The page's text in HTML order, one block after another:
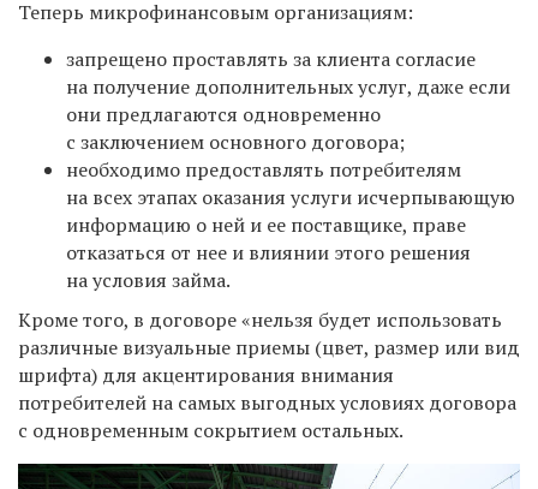
Теперь микрофинансовым организациям:
запрещено проставлять за клиента согласие
на получение дополнительных услуг, даже если
они предлагаются одновременно
с заключением основного договора;
необходимо предоставлять потребителям
на всех этапах оказания услуги исчерпывающую
информацию о ней и ее поставщике, праве
отказаться от нее и влиянии этого решения
на условия займа.
Кроме того, в договоре «нельзя будет использовать
различные визуальные приемы (цвет, размер или вид
шрифта) для акцентирования внимания
потребителей на самых выгодных условиях договора
с одновременным сокрытием остальных.